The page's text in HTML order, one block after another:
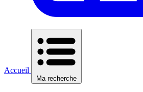
Accueil
Ma recherche